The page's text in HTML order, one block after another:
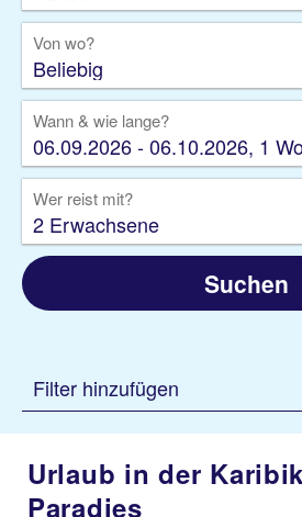
Privattransfer
Zusatzleistungen
Von wo?
Beliebig
Wann & wie lange?
06.09.2026 - 06.10.2026, 1
Wer reist mit?
2 Erwachsene
Suchen
Filter hinzufügen
Urlaub in der
Paradies